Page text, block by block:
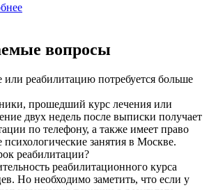
вопросы
или реабилитацию потребуется больше
прошедший курс лечения или
двух недель после выписки получает
по телефону, а также имеет право
занятия в Москве.
реабилитации?
реабилитационного курса
Но необходимо заметить, что если у